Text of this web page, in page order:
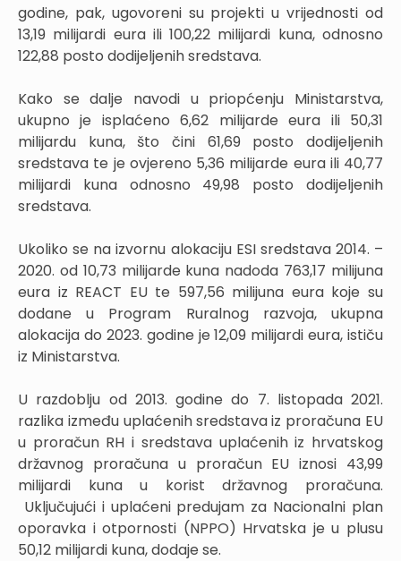
godine, pak, ugovoreni su projekti u vrijednosti od
13,19 milijardi eura ili 100,22 milijardi kuna, odnosno
122,88 posto dodijeljenih sredstava.
Kako se dalje navodi u priopćenju Ministarstva,
ukupno je isplaćeno 6,62 milijarde eura ili 50,31
milijardu kuna, što čini 61,69 posto dodijeljenih
sredstava te je ovjereno 5,36 milijarde eura ili 40,77
milijardi kuna odnosno 49,98 posto dodijeljenih
sredstava.
Ukoliko se na izvornu alokaciju ESI sredstava 2014. –
2020. od 10,73 milijarde kuna nadoda 763,17 milijuna
eura iz REACT EU te 597,56 milijuna eura koje su
dodane u Program Ruralnog razvoja, ukupna
alokacija do 2023. godine je 12,09 milijardi eura, ističu
iz Ministarstva.
U razdoblju od 2013. godine do 7. listopada 2021.
razlika između uplaćenih sredstava iz proračuna EU
u proračun RH i sredstava uplaćenih iz hrvatskog
državnog proračuna u proračun EU iznosi 43,99
milijardi kuna u korist državnog proračuna.
Uključujući i uplaćeni predujam za Nacionalni plan
oporavka i otpornosti (NPPO) Hrvatska je u plusu
50,12 milijardi kuna, dodaje se.